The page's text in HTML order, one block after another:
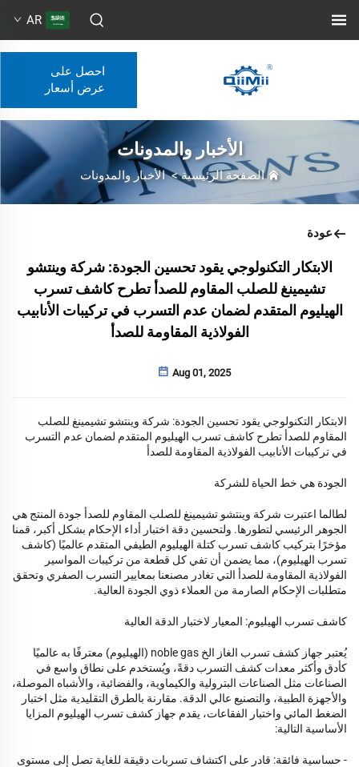
AR
احصل على
عرض أسعار
الأخبار والمدونات
الصفحة الرئيسية>الأخبار والمدونات
عودة
الابتكار التكنولوجي يقود تحسين الجودة: شركة وينتشو
تشيمينغ للصلب المقاوم للصدأ تطرح كاشف تسرب
الهيليوم المتقدم لضمان عدم التسرب في تركيبات الأنابيب
الفولاذية المقاومة للصدأ
Aug 01, 2025
الابتكار التكنولوجي يقود تحسين الجودة: شركة وينتشو تشيمينغ للصلب
المقاوم للصدأ تطرح كاشف تسرب الهيليوم المتقدم لضمان عدم التسرب
في تركيبات الأنابيب الفولاذية المقاومة للصدأ
الجودة هي خط الحياة للشركة
لطالما اعتبرت شركة وينتشو تشيمينغ للصلب المقاوم للصدأ جودة المنتج هي
الجوهر الرئيسي لتطورها. ولتحسين دقة اختبار أداء الإحكام بشكل أكبر، قمنا
مؤخرًا بتركيب كاشف تسرب كتلة الهيليوم الطيفي المتقدم عالميًا (كاشف
تسرب الهيليوم)، مما يضمن أن تفي كل قطعة من تركيبات المواسير
الفولاذية المقاومة للصدأ التي تغادر مصنعنا بمعايير التسرب الصفري وتحقق
متطلبات الإحكام الصارمة من العملاء ذوي الجودة العالية.
كاشف تسرب الهيليوم: المعيار لاختبار الدقة العالية
يُعتبر جهاز كشف تسرب الغاز الخ noble gas (الهيليوم) معترفًا به عالميًا
كأدق وأكثر معدات كشف التسرب دقةً، ويُستخدم على نطاق واسع في
الصناعات مثل الصناعات البترولية والكيماوية، والفضائية، والأشباه الموصلة،
والأجهزة الطبية، والتصنيع عالي الدقة. مقارنة بالطرق التقليدية مثل اختبار
الضغط المائي واختبار الفقاعات، يقدم جهاز كشف تسرب الهيليوم المزايا
الأساسية التالية:
- حساسية فائقة: قادر على اكتشاف تسربات دقيقة للغاية تصل إلى مستوى